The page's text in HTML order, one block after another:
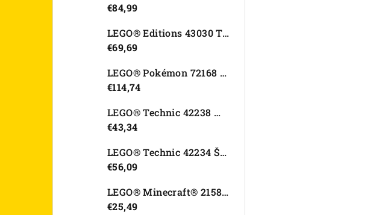
€84,99
LEGO® Editions 43030 Tajná skrýša Olivie Rodrigo
€69,69
LEGO® Pokémon 72168 Rayquaza
€114,74
LEGO® Technic 42238 Motorka Ducati Desmo450 MX Factory
€43,34
LEGO® Technic 42234 Športové auto Dodge Viper GTS-R
€56,09
LEGO® Minecraft® 21582 Kurací džokej
€25,49